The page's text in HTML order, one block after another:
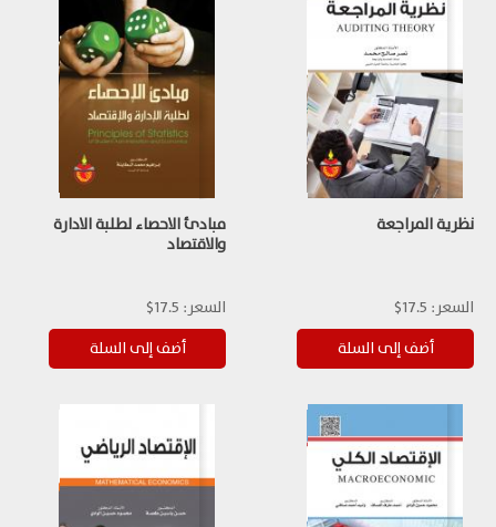
نظرية المراجعة
السعر: 17.5$
مبادئ الاحصاء لطلبة الادارة
والاقتصاد
السعر: 17.5$